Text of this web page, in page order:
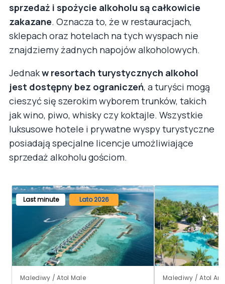
sprzedaż i spożycie alkoholu są całkowicie
zakazane. Oznacza to, że w restauracjach,
sklepach oraz hotelach na tych wyspach nie
znajdziemy żadnych napojów alkoholowych.
Jednakw resortach turystycznych alkohol
jest dostępny bez ograniczeń, a turyści mogą
cieszyć się szerokim wyborem trunków, takich
jak wino, piwo, whisky czy koktajle. Wszystkie
luksusowe hotele i prywatne wyspy turystyczne
posiadają specjalne licencje umożliwiające
sprzedaż alkoholu gościom.
Last minute Lato 2026
Malediwy / Atol Male Malediwy / Atol Ari